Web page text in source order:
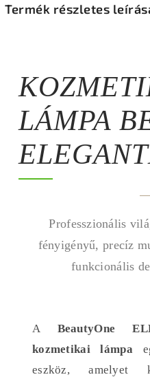
Termék részletes
LÁMPA
Professzionális
fényigényű, precíz
funkcionális
A BeautyOne
kozmetikai lámpa
eszköz, amelyet